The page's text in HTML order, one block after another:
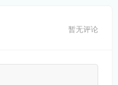
暂无评论